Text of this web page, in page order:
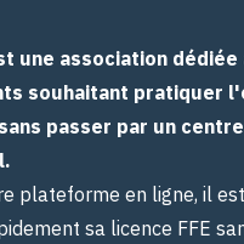
une association
souhaitant pratiquer
passer par un
plateforme en ligne, il
sa licence FFE